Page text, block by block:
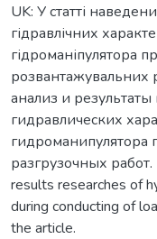
UK: У статті
гідравлічних
гідроманіпулятора
розвантажувальних
анализ и
гидравлических
гидроманипулятора
разгрузочных
results researches of
during conducting of
the article.